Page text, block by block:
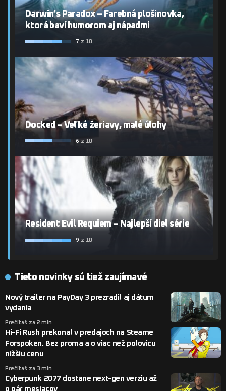
Darwin’s Paradox – Farebná plošinovka,
ktorá baví humorom aj nápadmi
7 z 10
Docked – Veľké žeriavy, malé úlohy
6 z 10
Resident Evil Requiem – Najlepší diel série
9 z 10
Tieto novinky sú tiež zaujímavé
Nový trailer na PayDay 3 prezradil aj dátum
vydania
Prečítaš za 2 min
Hi-Fi Rush prekonal v predajoch na Steame
Forspoken. Bez proma a o viac než polovicu
nižšiu cenu
Prečítaš za 3 min
Cyberpunk 2077 dostane next-gen verziu až
o pár mesiacov